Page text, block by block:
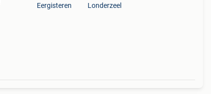
Eergisteren Londerzeel